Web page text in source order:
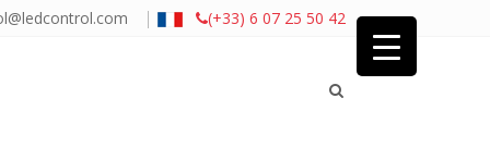
| (+33) 6 07 25 50 42